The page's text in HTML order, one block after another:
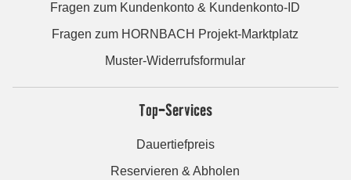
Fragen zum Kundenkonto & Kundenkonto-ID
Fragen zum HORNBACH Projekt-Marktplatz
Muster-Widerrufsformular
Top-Services
Dauertiefpreis
Reservieren & Abholen